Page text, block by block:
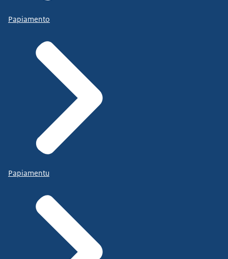
Papiamento
Papiamentu